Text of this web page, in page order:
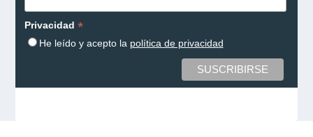
Privacidad *
He leído y acepto la política de privacidad